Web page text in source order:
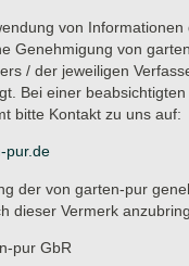
von Informationen
Genehmigung von
/ der jeweiligen
Bei einer beabsichtigten
bitte Kontakt zu uns auf:
pur.de
der von garten-pur
dieser Vermerk
pur GbR